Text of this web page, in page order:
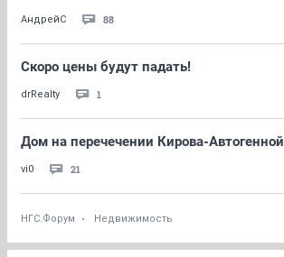
АндрейC 88
Скоро цены будут падать!
drRealty 1
Дом на перечечении Кирова-Автогенной
vi0 21
НГС.Форум Недвижимость